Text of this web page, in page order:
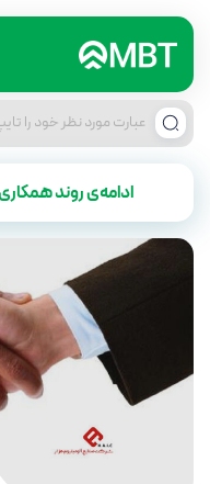
ادامه‌ی روند